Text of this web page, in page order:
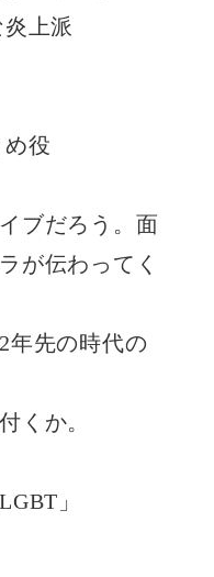
上派
役
ブだろう。面
が伝わってく
年先の時代の
くか。
」